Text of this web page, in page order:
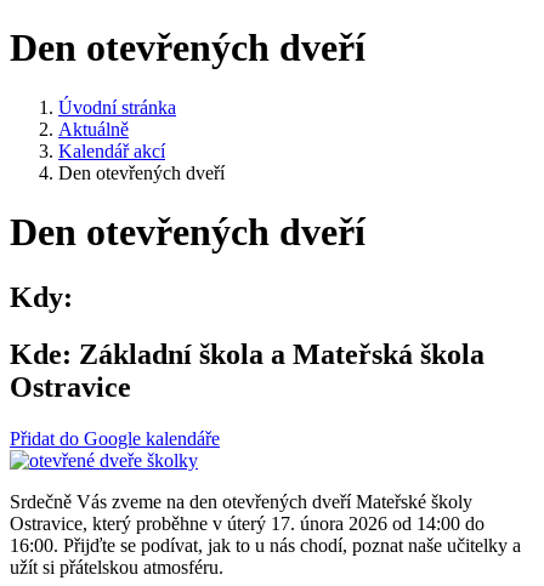
Den otevřených dveří
Úvodní stránka
Aktuálně
Kalendář akcí
Den otevřených dveří
Den otevřených dveří
Kdy:
Kde: Základní škola a Mateřská škola
Ostravice
Přidat do Google kalendáře
Srdečně Vás zveme na den otevřených dveří Mateřské školy
Ostravice, který proběhne v úterý 17. února 2026 od 14:00 do
16:00. Přijďte se podívat, jak to u nás chodí, poznat naše učitelky a
užít si přátelskou atmosféru.